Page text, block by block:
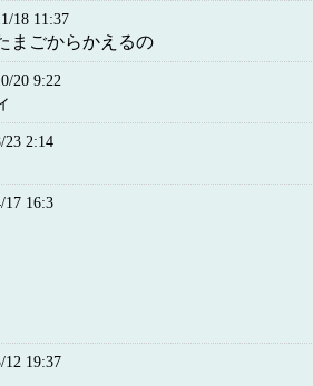
18 11:37
まごからかえるの
20 9:22
23 2:14
17 16:3
12 19:37